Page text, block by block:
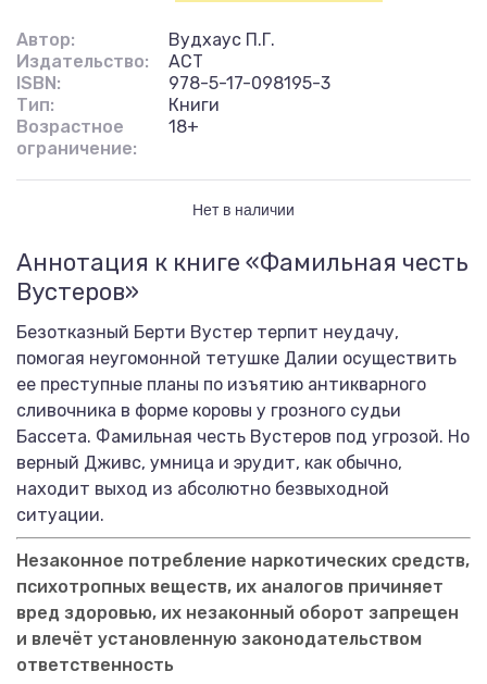
Автор:
Вудхаус П.Г.
Издательство:
АСТ
ISBN:
978-5-17-098195-3
Тип:
Книги
Возрастное
ограничение:
18+
Нет в наличии
Аннотация к книге «Фамильная честь
Вустеров»
Безотказный Берти Вустер терпит неудачу,
помогая неугомонной тетушке Далии осуществить
ее преступные планы по изъятию антикварного
сливочника в форме коровы у грозного судьи
Бассета. Фамильная честь Вустеров под угрозой. Но
верный Дживс, умница и эрудит, как обычно,
находит выход из абсолютно безвыходной
ситуации.
Незаконное потребление наркотических средств,
психотропных веществ, их аналогов причиняет
вред здоровью, их незаконный оборот запрещен
и влечёт установленную законодательством
ответственность